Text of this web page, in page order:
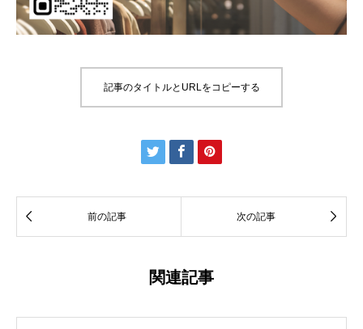
記事のタイトルとURLをコピーする
  
 前の記事 次の記事 
関連記事